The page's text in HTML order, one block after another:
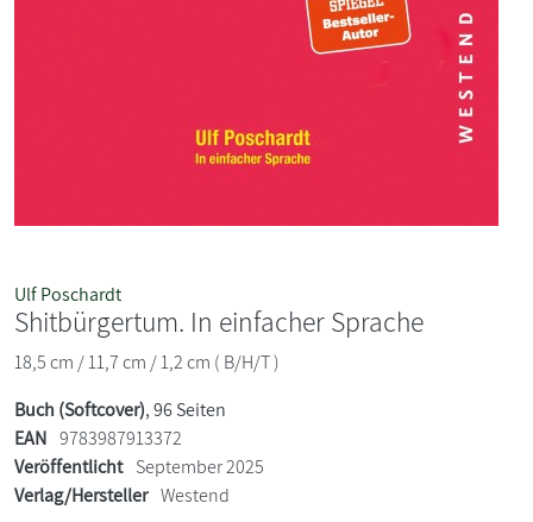
Ulf Poschardt
Shitbürgertum. In einfacher Sprache
18,5 cm / 11,7 cm / 1,2 cm ( B/H/T )
Buch (Softcover), 96 Seiten
EAN 9783987913372
Veröffentlicht September 2025
Verlag/Hersteller Westend